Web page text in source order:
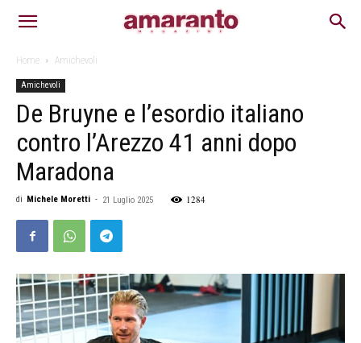
Home Amichevoli
Amichevoli
De Bruyne e l’esordio italiano
contro l’Arezzo 41 anni dopo
Maradona
di Michele Moretti - 21 Luglio 2025 1284